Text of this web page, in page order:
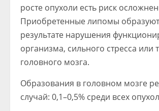
росте опухоли есть риск
Приобретенные липомы
результате нарушения
организма, сильного стресса или
головного мозга.
Образования в головном мозге
случай: 0,1–0,5% среди всех